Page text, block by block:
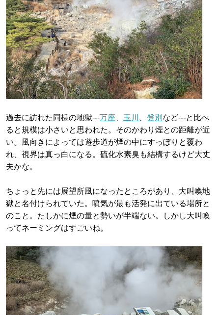
過去に訪れた同様の地獄---万座 玉川 登別 など---と比べ
ると規模は小さいと思われた。そのかわり煙との距離が近
い。風向きによっては遊歩道が煙の中にすっぽりと覆わ
れ、視界は真っ白になる。硫化水素臭も結構するけど大丈
夫かな。
ちょっと先には展望所風になったところがあり、大叫喚地
獄と名付けられていた。噴気が最も活発に出ている場所と
のこと。たしかに煙の量と勢いが半端ない。しかし大叫喚
ってネーミングはすごいね。